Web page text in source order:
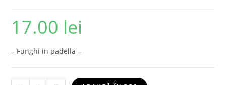
17.00 lei
– Funghi in padella –